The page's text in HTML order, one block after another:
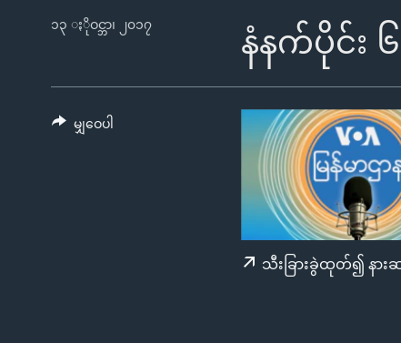
နိုင်ငံတကာ
တရုတ်
အစ္စရေး-ပါလက်စတိုင်း
ရပ်ဝန်းတခု လမ်းတခု အလွန်
အင်္ဂလိပ်စာလေ့လာမယ်
နံနက်ပိုင်း
၁၃ ႏိုဝင္ဘာ၊ ၂၀၁၇
သီးခြားခွဲထုတ်၍ နား
မျှဝေပါ